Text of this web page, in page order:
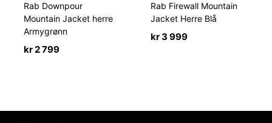
Rab Downpour
Mountain Jacket herre
Armygrønn
kr 2 799
Rab Firewall Mountain
Jacket Herre Blå
kr3 999